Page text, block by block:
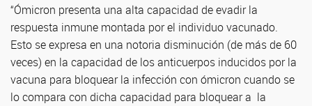
“Ómicron presenta una alta capacidad de evadir la
respuesta inmune montada por el individuo vacunado.
Esto se expresa en una notoria disminución (de más de 60
veces) en la capacidad de los anticuerpos inducidos por la
vacuna para bloquear la infección con ómicron cuando se
lo compara con dicha capacidad para bloquear a la